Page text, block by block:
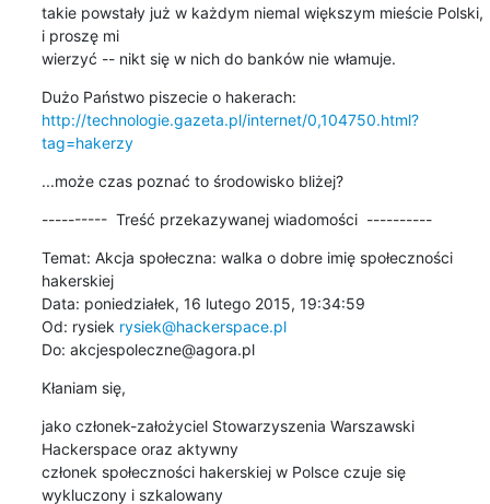
takie powstały już w każdym niemal większym mieście Polski,
i proszę mi
wierzyć -- nikt się w nich do banków nie włamuje.
http://technologie.gazeta.pl/internet/0,104750.html?
tag=hakerzy
...może czas poznać to środowisko bliżej?
----------  Treść przekazywanej wiadomości  ----------
Temat: Akcja społeczna: walka o dobre imię społeczności
hakerskiej
Data: poniedziałek, 16 lutego 2015, 19:34:59
Od: rysiek rysiek@hackerspace.pl
Do: akcjespoleczne@agora.pl
Kłaniam się,
jako członek-założyciel Stowarzyszenia Warszawski
Hackerspace oraz aktywny
członek społeczności hakerskiej w Polsce czuje się
wykluczony i szkalowany